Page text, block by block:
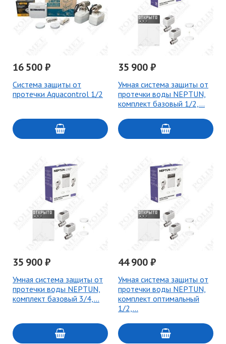
16 500 ₽
Система защиты от
протечки Aquacontrol 1/2
35 900 ₽
Умная система защиты от
протечки воды NEPTUN,
комплект базовый 1/2,…
35 900 ₽
Умная система защиты от
протечки воды NEPTUN,
комплект базовый 3/4,…
44 900 ₽
Умная система защиты от
протечки воды NEPTUN,
комплект оптимальный
1/2,…